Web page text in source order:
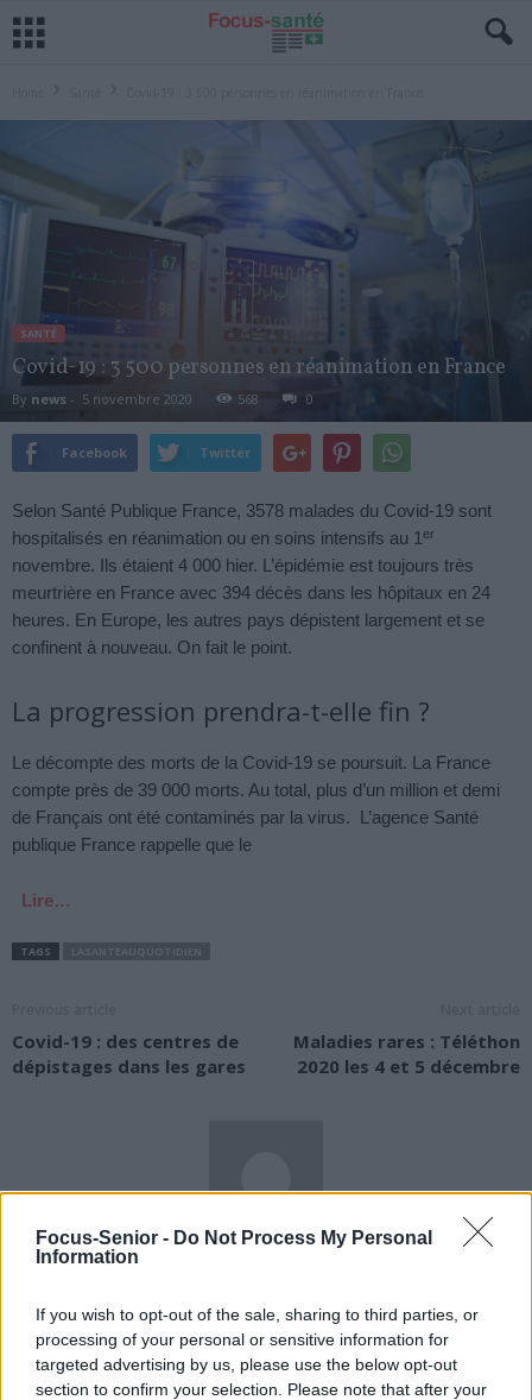
Focus-Senior - Do Not Process My Personal
Information
If you wish to opt-out of the sale, sharing to third parties, or
processing of your personal or sensitive information for
targeted advertising by us, please use the below opt-out
section to confirm your selection. Please note that after your
SANTÉ
Covid-19 : 3 500 personnes en réanimation en France
By news - 5 novembre 2020 568 0
Facebook Twitter
Selon Santé Publique France, 3578 malades du Covid-19 sont
hospitalisés en réanimation ou en soins intensifs au 1er
novembre. Ils étaient 4 000 hier. L’épidémie est toujours très
meurtrière en France avec 394 décès dans les hôpitaux en 24
heures. En Europe, les autres pays dépistent largement et se
confinent à nouveau. On fait le point.
La progression prendra-t-elle fin ?
Le décompte des morts de la Covid-19 se poursuit. La France
compte près de 39 000 morts. Au total, plus d’un million et demi
de Français ont été contaminés par la virus. L’agence Santé
publique France rappelle que le
Lire…
TAGS
Covid-19 : des centres de
dépistages dans les gares
Maladies rares : Téléthon
2020 les 4 et 5 décembre
RELATED ARTICLES MORE FROM AUTHOR